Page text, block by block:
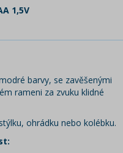
1,5V
barvy, se zavěšenými
rameni za zvuku klidné
ohrádku nebo kolébku.